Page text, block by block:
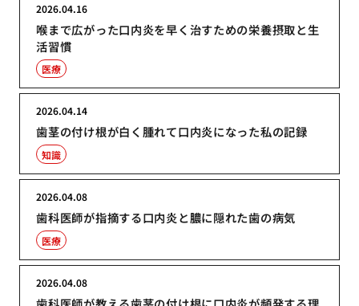
喉まで広がった口内炎を早く治すための栄養摂取と生
活習慣
2026.04.16
医療
歯茎の付け根が白く腫れて口内炎になった私の記録
2026.04.14
知識
歯科医師が指摘する口内炎と膿に隠れた歯の病気
2026.04.08
医療
2026.04.08